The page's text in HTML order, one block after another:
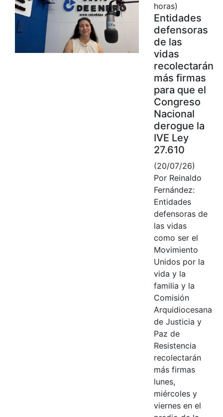
horas)
Entidades
defensoras
de las
vidas
recolectarán
más firmas
para que el
Congreso
Nacional
derogue la
IVE Ley
27.610
(20/07/26)
Por Reinaldo
Fernández:
Entidades
defensoras de
las vidas
como ser el
Movimiento
Unidos por la
vida y la
familia y la
Comisión
Arquidiocesana
de Justicia y
Paz de
Resistencia
recolectarán
más firmas
lunes,
miércoles y
viernes en el